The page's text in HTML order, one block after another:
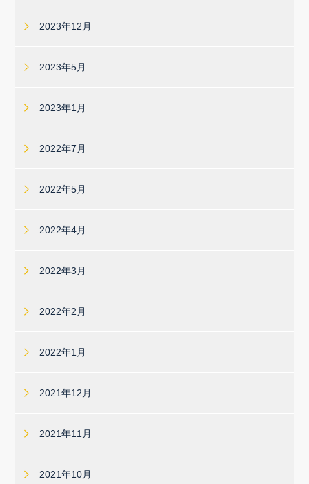
2023年12月
2023年5月
2023年1月
2022年7月
2022年5月
2022年4月
2022年3月
2022年2月
2022年1月
2021年12月
2021年11月
2021年10月